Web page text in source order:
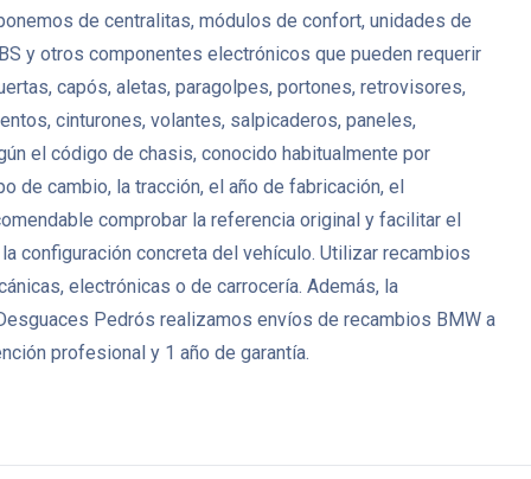
de centralitas, módulos de confort, unidades de
y otros componentes electrónicos que pueden requerir
capós, aletas, paragolpes, portones, retrovisores,
cinturones, volantes, salpicaderos, paneles,
el código de chasis, conocido habitualmente por
de cambio, la tracción, el año de fabricación, el
comprobar la referencia original y facilitar el
configuración concreta del vehículo. Utilizar recambios
electrónicas o de carrocería. Además, la
Pedrós realizamos envíos de recambios BMW a
profesional y 1 año de garantía.